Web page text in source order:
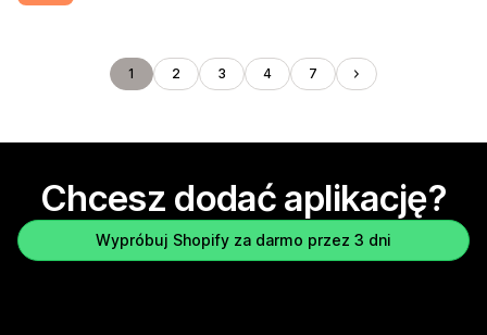
1 2 3 4 7
Chcesz dodać aplikację?
Wypróbuj Shopify za darmo przez 3 dni